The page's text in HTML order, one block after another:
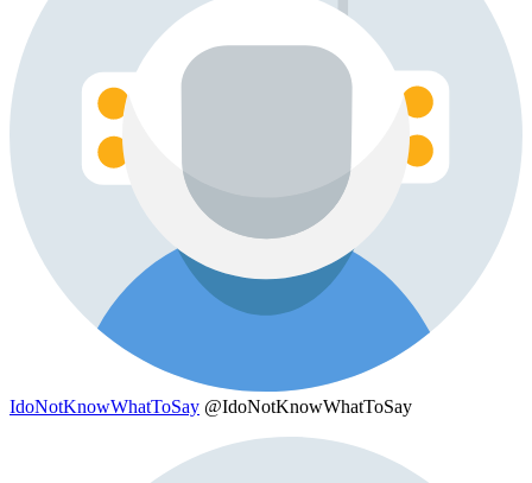
IdoNotKnowWhatToSay @IdoNotKnowWhatToSay